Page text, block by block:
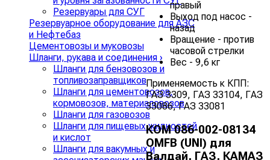
Резервуары для СУГ
Резервуарное оборудование для АЗС
и Нефтебаз
Цементовозы и муковозы
Шланги, рукава и соединения ›
Шланги для бензовозов и
топливозаправщиков
Шланги для цементовозов,
кормовозов, материаловозов
Шланги для газовозов
Шланги для пищевых жидкостей
и кислот
Шланги для вакумных и
правый
Выход под насос -
назад
Вращение - против
часовой стрелки
Вес - 9,6 кг
Применяемость к КПП:
ГАЗ 3309, ГАЗ 33104, ГАЗ
33086, ГАЗ 33081
КОМ 086-002-08134
OMFB (UNI) для
Валдай, ГАЗ, КАМАЗ